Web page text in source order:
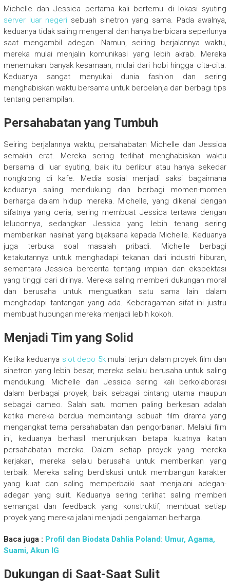
Michelle dan Jessica pertama kali bertemu di lokasi syuting
server luar negerisebuah sinetron yang sama. Pada awalnya,
keduanya tidak saling mengenal dan hanya berbicara seperlunya
saat mengambil adegan. Namun, seiring berjalannya waktu,
mereka mulai menjalin komunikasi yang lebih akrab. Mereka
menemukan banyak kesamaan, mulai dari hobi hingga cita-cita.
Keduanya sangat menyukai dunia fashion dan sering
menghabiskan waktu bersama untuk berbelanja dan berbagi tips
tentang penampilan.
Persahabatan yang Tumbuh
Seiring berjalannya waktu, persahabatan Michelle dan Jessica
semakin erat. Mereka sering terlihat menghabiskan waktu
bersama di luar syuting, baik itu berlibur atau hanya sekedar
nongkrong di kafe. Media sosial menjadi saksi bagaimana
keduanya saling mendukung dan berbagi momen-momen
berharga dalam hidup mereka. Michelle, yang dikenal dengan
sifatnya yang ceria, sering membuat Jessica tertawa dengan
leluconnya, sedangkan Jessica yang lebih tenang sering
memberikan nasihat yang bijaksana kepada Michelle. Keduanya
juga terbuka soal masalah pribadi. Michelle berbagi
ketakutannya untuk menghadapi tekanan dari industri hiburan,
sementara Jessica bercerita tentang impian dan ekspektasi
yang tinggi dari dirinya. Mereka saling memberi dukungan moral
dan berusaha untuk menguatkan satu sama lain dalam
menghadapi tantangan yang ada. Keberagaman sifat ini justru
membuat hubungan mereka menjadi lebih kokoh.
Menjadi Tim yang Solid
Ketika keduanya slot depo 5kmulai terjun dalam proyek film dan
sinetron yang lebih besar, mereka selalu berusaha untuk saling
mendukung. Michelle dan Jessica sering kali berkolaborasi
dalam berbagai proyek, baik sebagai bintang utama maupun
sebagai cameo. Salah satu momen paling berkesan adalah
ketika mereka berdua membintangi sebuah film drama yang
mengangkat tema persahabatan dan pengorbanan. Melalui film
ini, keduanya berhasil menunjukkan betapa kuatnya ikatan
persahabatan mereka. Dalam setiap proyek yang mereka
kerjakan, mereka selalu berusaha untuk memberikan yang
terbaik. Mereka saling berdiskusi untuk membangun karakter
yang kuat dan saling memperbaiki saat menjalani adegan-
adegan yang sulit. Keduanya sering terlihat saling memberi
semangat dan feedback yang konstruktif, membuat setiap
proyek yang mereka jalani menjadi pengalaman berharga.
Baca juga : Profil dan Biodata Dahlia Poland: Umur, Agama,
Suami, Akun IG
Dukungan di Saat-Saat Sulit